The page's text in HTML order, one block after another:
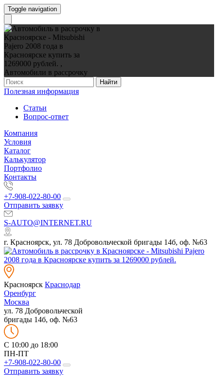
Toggle navigation
Найти
Полезная информация
Статьи
Вопрос-ответ
Компания
Условия
Каталог
Калькулятор
Портфолио
Контакты
+7-908-022-80-00
Отправить заявку
S-AUTO@INTERNET.RU
г. Красноярск, ул. 78 Добровольческой бригады 14б, оф. №63
Красноярск Краснодар
Оренбург
Москва
ул. 78 Добровольческой
бригады 14б, оф. №63
C 10:00 до 18:00
ПН-ПТ
+7-908-022-80-00
Отправить заявку